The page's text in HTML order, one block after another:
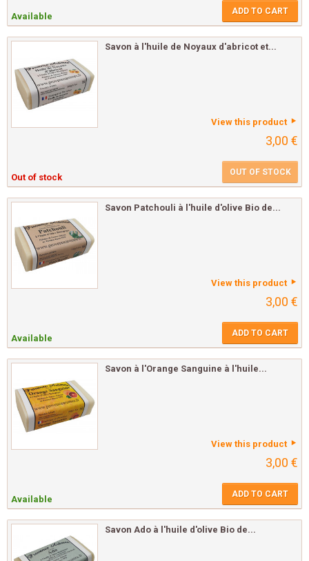
Available ADD TO CART
Savon à l'huile de Noyaux d'abricot et...
View this product
3,00 €
Out of stock OUT OF STOCK
Savon Patchouli à l'huile d'olive Bio de...
View this product
3,00 €
Available ADD TO CART
Savon à l'Orange Sanguine à l'huile...
View this product
3,00 €
Available ADD TO CART
Savon Ado à l'huile d'olive Bio de...